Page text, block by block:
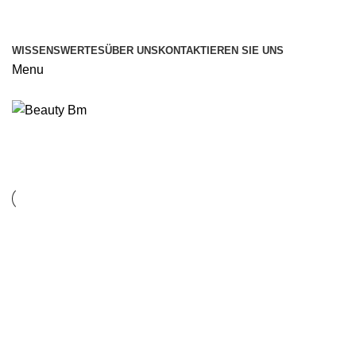
WISSENSWERTESÜBER UNS KONTAKTIEREN SIE UNS
Menu